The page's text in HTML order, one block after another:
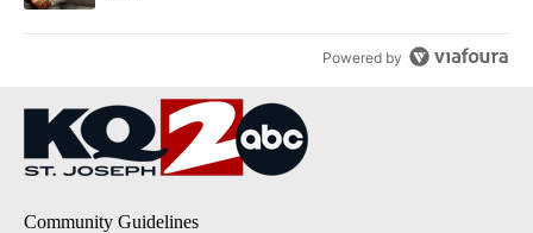
Powered by
Community Guidelines